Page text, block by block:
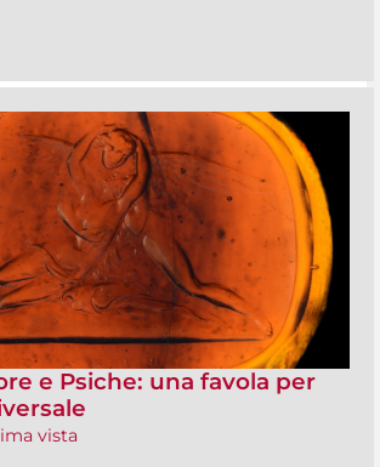
e Psiche: una favola per
vista